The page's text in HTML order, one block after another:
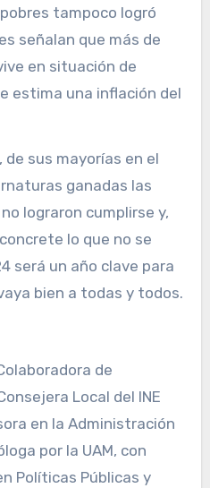
tampoco logró
señalan que más de
en situación de
estima una inflación del
sus mayorías en el
ganadas las
lograron cumplirse y,
lo que no se
será un año clave para
bien a todas y todos.
de
Local del INE
en la Administración
por la UAM, con
Políticas Públicas y